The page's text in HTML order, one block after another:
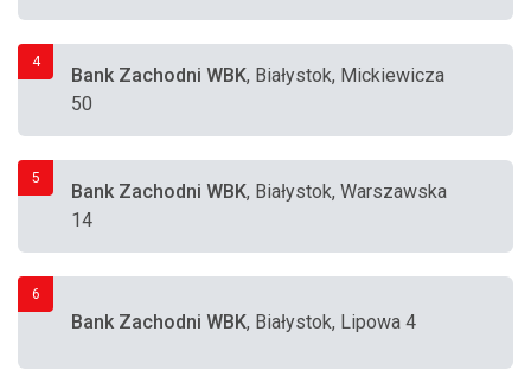
4
Bank Zachodni WBK, Białystok, Mickiewicza
50
5
Bank Zachodni WBK, Białystok, Warszawska
14
6
Bank Zachodni WBK, Białystok, Lipowa 4